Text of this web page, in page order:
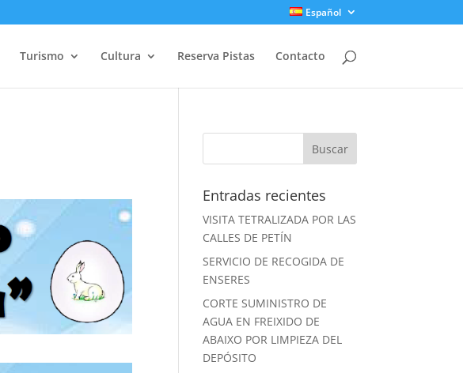
Español
Turismo Cultura Reserva Pistas Contacto
Entradas recientes
VISITA TETRALIZADA POR LAS
CALLES DE PETÍN
SERVICIO DE RECOGIDA DE
ENSERES
CORTE SUMINISTRO DE
AGUA EN FREIXIDO DE
ABAIXO POR LIMPIEZA DEL
DEPÓSITO